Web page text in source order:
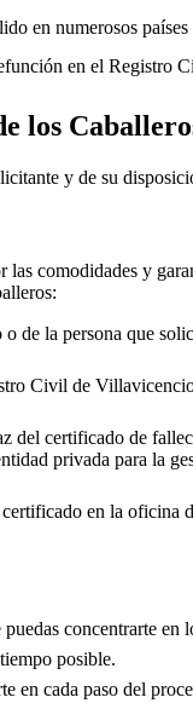
en numerosos
en el Registro
los
y de su
comodidades y
:
de la persona que
Civil de
del certificado de
privada para la
en la oficina
concentrarte en
posible.
en cada paso del